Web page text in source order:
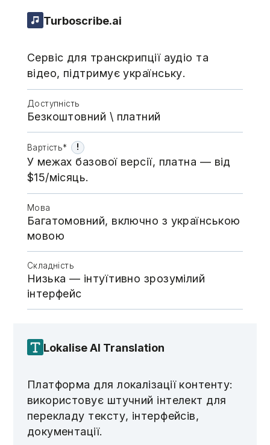
Turboscribe.ai
Сервіс для транскрипції аудіо та
відео, підтримує українську.
Доступність
Безкоштовний \​​​​ платний
Вартість* !
У межах базової версії, платна — від
$15/місяць.
Мова
Багатомовний, включно з українською
мовою
Складність
Низька — інтуїтивно зрозумілий
інтерфейс
Lokalise AI Translation
Платформа для локалізації контенту:
використовує штучний інтелект для
перекладу тексту, інтерфейсів,
документації.